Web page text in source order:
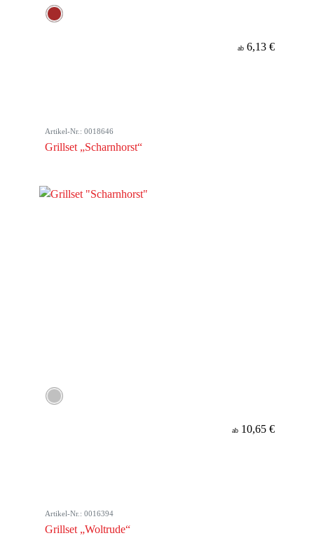
ab 6,13 €
Artikel-Nr.: 0018646
Grillset „Scharnhorst“
ab 10,65 €
Artikel-Nr.: 0016394
Grillset „Woltrude“